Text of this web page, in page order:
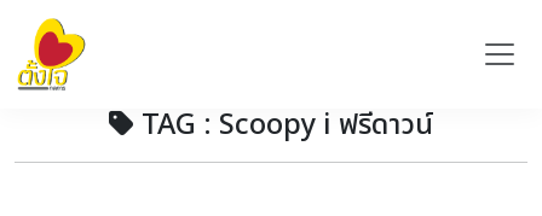
TAG : Scoopy i ฟรีดาวน์